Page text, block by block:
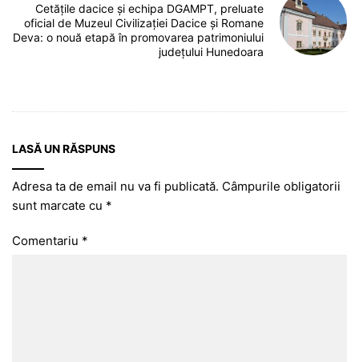
Cetățile dacice și echipa DGAMPT, preluate
oficial de Muzeul Civilizației Dacice și Romane
Deva: o nouă etapă în promovarea patrimoniului
județului Hunedoara
LASĂ UN RĂSPUNS
Adresa ta de email nu va fi publicată. Câmpurile obligatorii
sunt marcate cu *
Comentariu *